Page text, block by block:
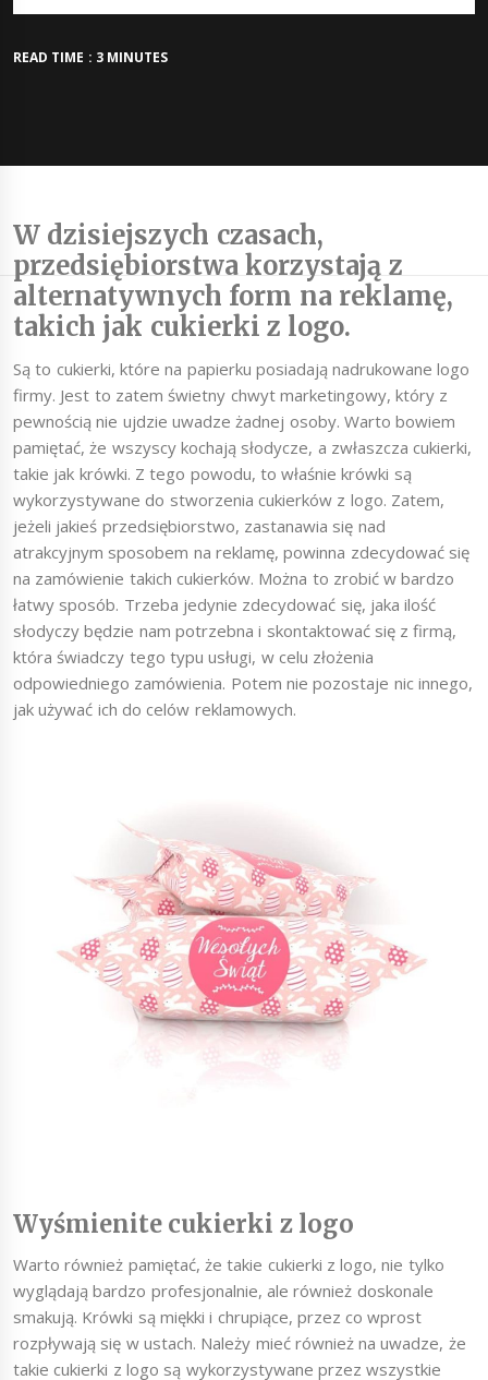
READ TIME : 3 MINUTES
W dzisiejszych czasach,
przedsiębiorstwa korzystają z
alternatywnych form na reklamę,
takich jak cukierki z logo.
Są to cukierki, które na papierku posiadają nadrukowane logo
firmy. Jest to zatem świetny chwyt marketingowy, który z
pewnością nie ujdzie uwadze żadnej osoby. Warto bowiem
pamiętać, że wszyscy kochają słodycze, a zwłaszcza cukierki,
takie jak krówki. Z tego powodu, to właśnie krówki są
wykorzystywane do stworzenia cukierków z logo. Zatem,
jeżeli jakieś przedsiębiorstwo, zastanawia się nad
atrakcyjnym sposobem na reklamę, powinna zdecydować się
na zamówienie takich cukierków. Można to zrobić w bardzo
łatwy sposób. Trzeba jedynie zdecydować się, jaka ilość
słodyczy będzie nam potrzebna i skontaktować się z firmą,
która świadczy tego typu usługi, w celu złożenia
odpowiedniego zamówienia. Potem nie pozostaje nic innego,
jak używać ich do celów reklamowych.
Wyśmienite cukierki z logo
Warto również pamiętać, że takie cukierki z logo, nie tylko
wyglądają bardzo profesjonalnie, ale również doskonale
smakują. Krówki są miękki i chrupiące, przez co wprost
rozpływają się w ustach. Należy mieć również na uwadze, że
takie cukierki z logo są wykorzystywane przez wszystkie